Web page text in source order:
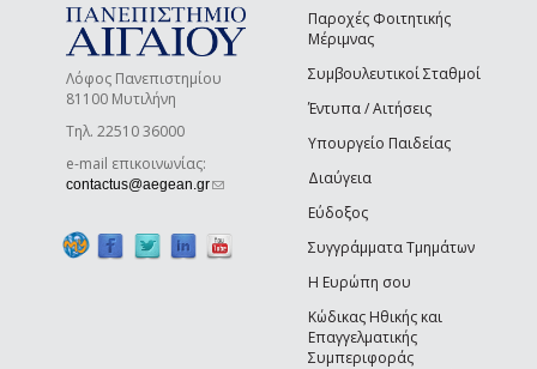
Λόφος Πανεπιστημίου
81100 Μυτιλήνη
Τηλ. 22510 36000
e-mail επικοινωνίας:
contactus@aegean.gr(link sends e-mail)
Παροχές Φοιτητικής
Μέριμνας
Συμβουλευτικοί Σταθμοί
Έντυπα / Αιτήσεις
Υπουργείο Παιδείας
Διαύγεια
Εύδοξος
Συγγράμματα Τμημάτων
Η Ευρώπη σου
Κώδικας Ηθικής και
Επαγγελματικής
Συμπεριφοράς